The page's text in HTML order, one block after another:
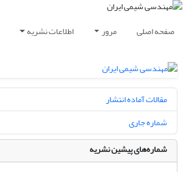
صفحه اصلی مرور اطلاعات نشریه
مقالات آماده انتشار
شماره جاری
شماره‌های پیشین نشریه